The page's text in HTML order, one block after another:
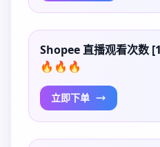
Shopee 直播观看次数
🔥🔥🔥
立即下单